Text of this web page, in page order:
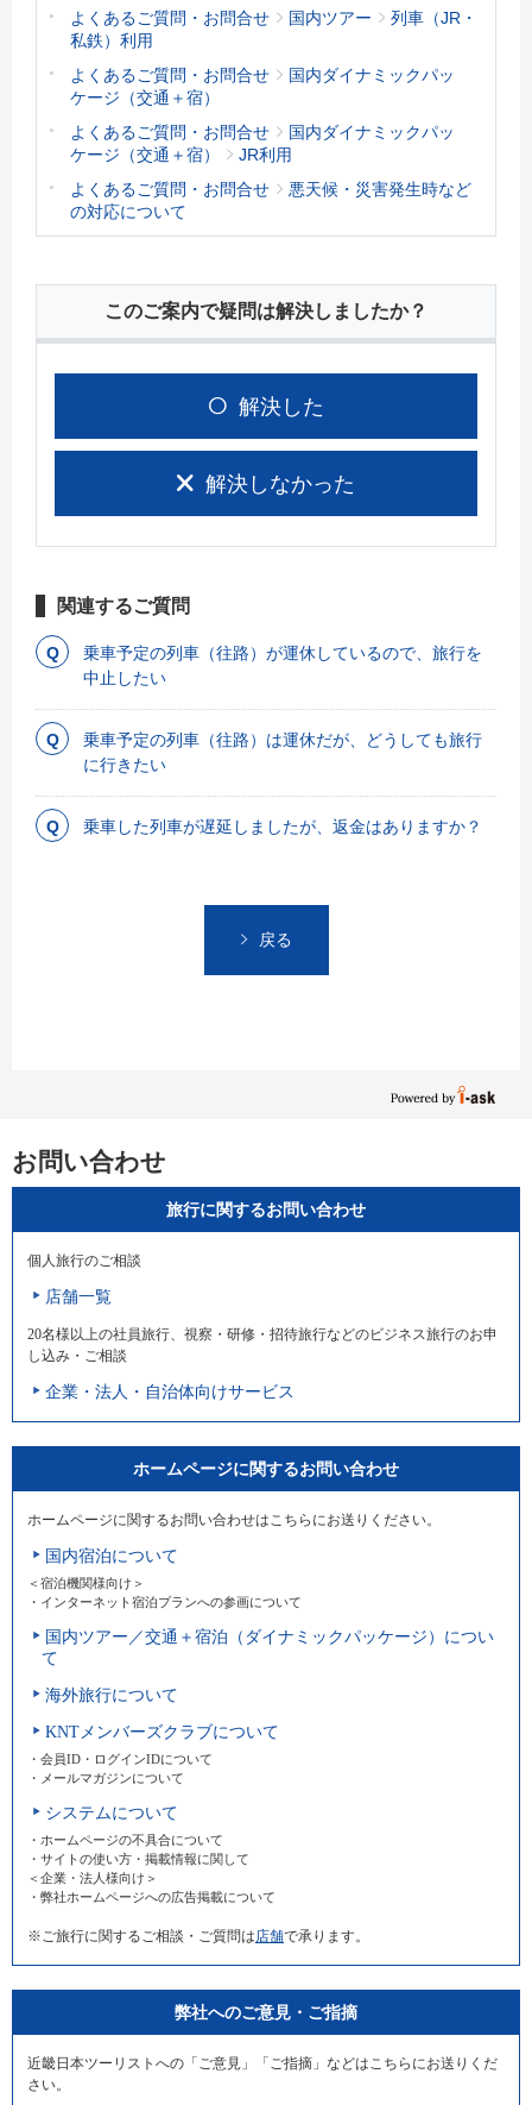
よくあるご質問・お問合せ
国内ツアー
列車（JR・
私鉄）利用
よくあるご質問・お問合せ
国内ダイナミックパッ
ケージ（交通＋宿）
よくあるご質問・お問合せ
国内ダイナミックパッ
ケージ（交通＋宿）
JR利用
よくあるご質問・お問合せ
悪天候・災害発生時など
の対応について
このご案内で疑問は解決しましたか？
解決した
解決しなかった
関連するご質問
乗車予定の列車（往路）が運休しているので、旅行を
中止したい
乗車予定の列車（往路）は運休だが、どうしても旅行
に行きたい
乗車した列車が遅延しましたが、返金はありますか？
戻る
お問い合わせ
旅行に関するお問い合わせ
個人旅行のご相談
店舗一覧
20名様以上の社員旅行、視察・研修・招待旅行などのビジネス旅行のお申
し込み・ご相談
企業・法人・自治体向けサービス
ホームページに関するお問い合わせ
ホームページに関するお問い合わせはこちらにお送りください。
国内宿泊について
＜宿泊機関様向け＞
・インターネット宿泊プランへの参画について
国内ツアー／交通＋宿泊（ダイナミックパッケージ）につい
て
海外旅行について
KNTメンバーズクラブについて
・会員ID・ログインIDについて
・メールマガジンについて
システムについて
・ホームページの不具合について
・サイトの使い方・掲載情報に関して
＜企業・法人様向け＞
・弊社ホームページへの広告掲載について
※ご旅行に関するご相談・ご質問は 店舗で承ります。
弊社へのご意見・ご指摘
近畿日本ツーリストへの「ご意見」「ご指摘」などはこちらにお送りくだ
さい。